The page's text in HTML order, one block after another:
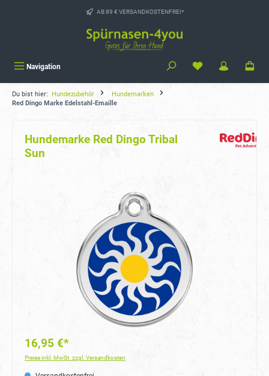
AB 89 € VERSANDKOSTENFREI*
Navigation
Du bist hier: Hundezubehör
Hundemarken
Red Dingo Marke Edelstahl-Emaille
Hundemarke Red Dingo Tribal
Sun
16,95 €*
Preise inkl. MwSt. zzgl. Versandkosten